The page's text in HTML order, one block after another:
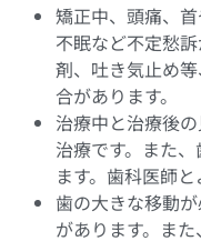
矯正中、頭痛、首
不眠など不定愁
剤、吐き気止め
合があります。
治療中と治療後
治療です。また
ます。歯科医師
歯の大きな移動
があります。ま